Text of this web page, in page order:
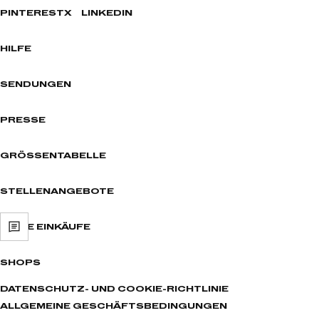
PINTERESTX LINKEDIN
HILFE
SENDUNGEN
PRESSE
GRÖSSENTABELLE
STELLENANGEBOTE
MEINE EINKÄUFE
SHOPS
DATENSCHUTZ- UND COOKIE-RICHTLINIE
ALLGEMEINE GESCHÄFTSBEDINGUNGEN